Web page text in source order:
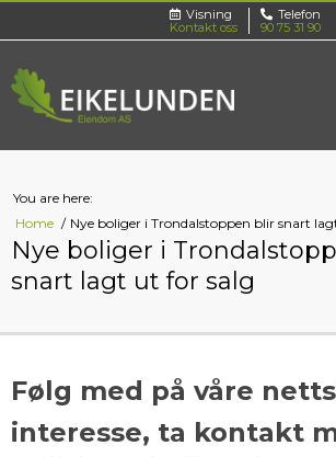
Visning
Kontakt oss
Telefon
90 75 31 90
You are here:
Home
Nye boliger i Trondalstoppen blir snart
Nye boliger i
snart lagt ut for salg
Følg med på våre
interesse, ta kontakt